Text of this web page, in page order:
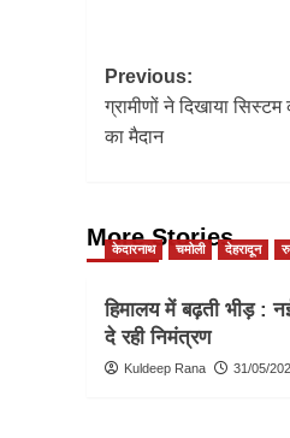
Post
navigation
Previous:
ग्रामीणों ने दिखाया
का मैदान
More Stories
केदारनाथ चमोली देहरादून
हिमालय में बढ़ती भीड़ :
दे रही निमंत्रण
Kuldeep Rana 31/05/